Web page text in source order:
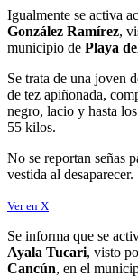
Igualmente se activa
González Ramírez,
municipio de Playa
Se trata de una joven
de tez apiñonada,
negro, lacio y hasta
55 kilos.
No se reportan señas
vestida al desaparecer.
Ver en X
Se informa que se
Ayala Tucari, visto
Cancún, en el